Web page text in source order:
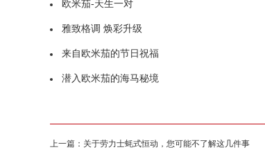
欧米茄-天生一对
雅致格调 焕彩升级
来自欧米茄的节日祝福
潜入欧米茄的海马秘境
上一篇： 关于劳力士蚝式恒动，您可能不了解这几件事